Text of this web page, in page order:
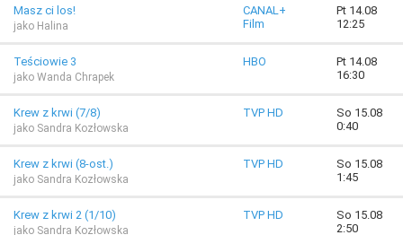
Masz ci los!
jako Halina
CANAL+
Film
Pt 14.08
12:25
Teściowie 3
jako Wanda Chrapek
HBO
Pt 14.08
16:30
Krew z krwi (7/8)
jako Sandra Kozłowska
TVP HD
So 15.08
0:40
Krew z krwi (8-ost.)
jako Sandra Kozłowska
TVP HD
So 15.08
1:45
Krew z krwi 2 (1/10)
jako Sandra Kozłowska
TVP HD
So 15.08
2:50